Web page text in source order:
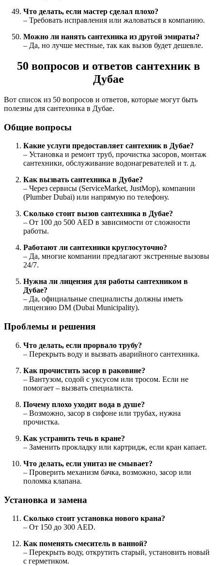
Что делать, если мастер сделал плохо?
– Требовать исправления или жаловаться в компанию.
Можно ли нанять сантехника из другой эмираты?
– Да, но лучше местные, так как вызов будет дешевле.
50 вопросов и ответов сантехник в
Дубае
Вот список из 50 вопросов и ответов, которые могут быть
полезны для сантехника в Дубае.
Общие вопросы
Какие услуги предоставляет сантехник в Дубае?
– Установка и ремонт труб, прочистка засоров, монтаж
сантехники, обслуживание водонагревателей и т. д.
Как вызвать сантехника в Дубае?
– Через сервисы (ServiceMarket, JustMop), компании
(Plumber Dubai) или напрямую по телефону.
Сколько стоит вызов сантехника в Дубае?
– От 100 до 500 AED в зависимости от сложности
работы.
Работают ли сантехники круглосуточно?
– Да, многие компании предлагают экстренные вызовы
24/7.
Нужна ли лицензия для работы сантехником в
Дубае?
– Да, официальные специалисты должны иметь
лицензию DM (Dubai Municipality).
Проблемы и решения
Что делать, если прорвало трубу?
– Перекрыть воду и вызвать аварийного сантехника.
Как прочистить засор в раковине?
– Вантузом, содой с уксусом или тросом. Если не
помогает – вызвать специалиста.
Почему плохо уходит вода в душе?
– Возможно, засор в сифоне или трубах, нужна
прочистка.
Как устранить течь в кране?
– Заменить прокладку или картридж, если кран капает.
Что делать, если унитаз не смывает?
– Проверить механизм бачка, возможно, засор или
поломка клапана.
Установка и замена
Сколько стоит установка нового крана?
– От 150 до 300 AED.
Как поменять смеситель в ванной?
– Перекрыть воду, открутить старый, установить новый
с герметиком.